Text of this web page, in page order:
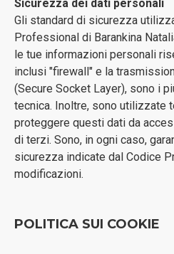
Sicurezza dei dati personali
Gli standard di sicurezza
Professional di Barankina
le tue informazioni personali
inclusi "firewall" e la
(Secure Socket Layer), sono i
tecnica. Inoltre, sono utilizzate
proteggere questi dati da
di terzi. Sono, in ogni caso,
sicurezza indicate dal Codice
modificazioni.
POLITICA SUI COOKIE